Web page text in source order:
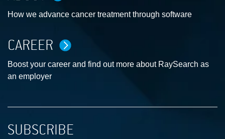
How we advance cancer treatment through software
CAREER
Boost your career and find out more about RaySearch as
an employer
SUBSCRIBE